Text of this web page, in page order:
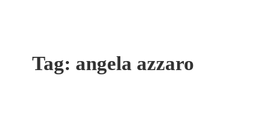
Tag: angela azzaro